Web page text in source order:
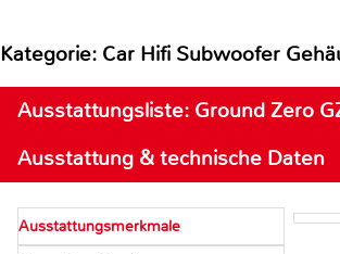
Kategorie: Car Hifi Subwoofer
Ausstattungsliste: Ground Zero
Ausstattung & technische Daten
Ausstattungsmerkmale